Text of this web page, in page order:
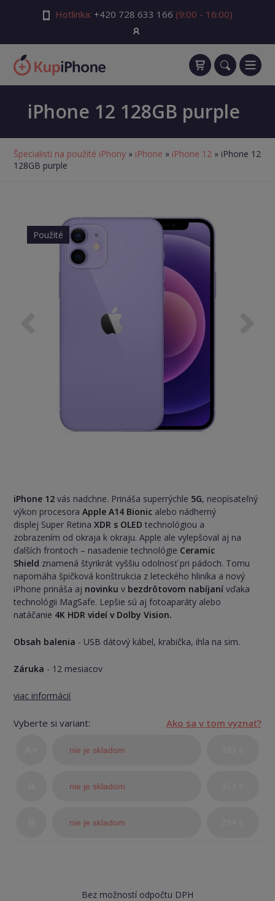
Hotlinka: +420 728 633 166 (9:00 - 16:00)
iPhone 12 128GB purple
Špecialisti na použité iPhony » iPhone » iPhone 12 » iPhone 12
128GB purple
Použité
iPhone 12 vás nadchne. Prináša superrýchle 5G, neopísateľný
výkon procesoraApple A14 Bionic alebo nádherný
displej Super RetinaXDR s OLED technológiou a
zobrazením od okraja k okraju. Apple ale vylepšoval aj na
ďalších frontoch – nasadenie technológie Ceramic
Shield znamená štyrikrát vyššiu odolnosť pri pádoch. Tomu
napomáha špičková konštrukcia z leteckého hliníka a nový
iPhone prináša aj novinku v bezdrôtovom nabíjaní vďaka
technológii MagSafe. Lepšie sú aj fotoaparáty alebo
natáčanie 4K HDR videí v Dolby Vision.
Obsah balenia - USB dátový kábel, krabička, ihla na sim.
Záruka - 12 mesiacov
viac informácií
Vyberte si variant: Ako sa v tom vyznať?
nie je skladom
nie je skladom
nie je skladom
Bez možností odpočtu DPH